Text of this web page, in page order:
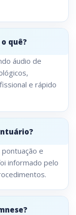
quê?
áudio de
e rápido
e
informado pelo